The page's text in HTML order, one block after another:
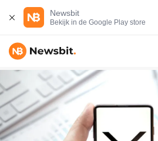
Newsbit
Bekijk in de Google Play store